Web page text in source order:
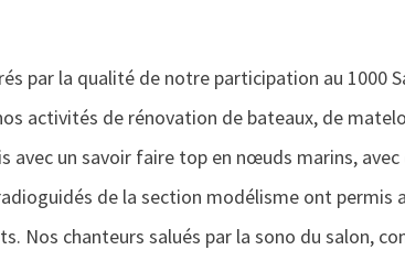
par la qualité de notre participation au 1000
activités de rénovation de bateaux, de
un savoir faire top en nœuds marins, avec
de la section modélisme ont permis
Nos chanteurs salués par la sono du salon,